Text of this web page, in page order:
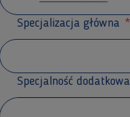
Specjalizacja główna
Specjalność dodatkowa